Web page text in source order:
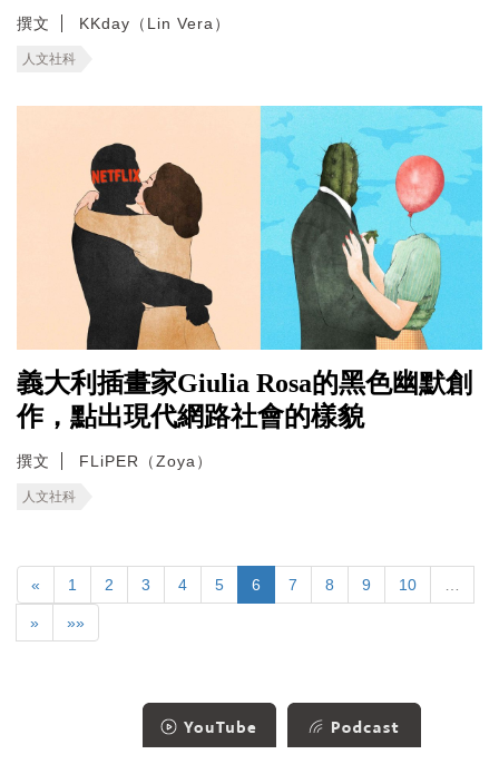
撰文 KKday（Lin Vera）
人文社科
義大利插畫家Giulia Rosa的黑色幽默創
作，點出現代網路社會的樣貌
撰文 FLiPER（Zoya）
人文社科
« 1 2 3 4 5 6 7 8 9 10
» »»